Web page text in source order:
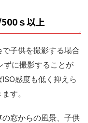
ｓ以上
子供を撮影する場合
ずに撮影することが
感度も低く抑えら
す。
窓からの風景、子供